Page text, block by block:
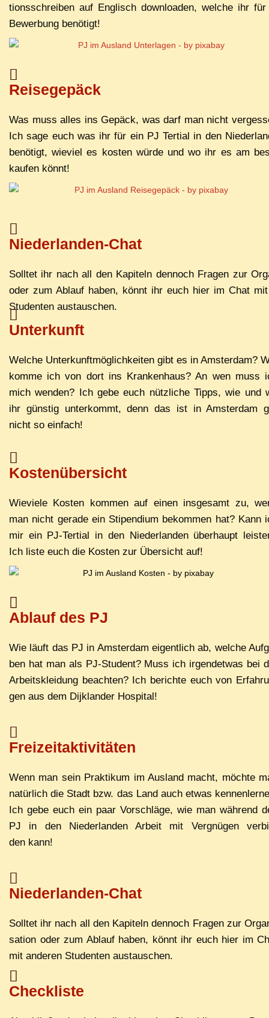
ti­ons­schrei­ben auf Eng­lisch down­loa­den, wel­che ihr
Be­wer­bung benötigt!
Reisegepäck
Was muss al­les ins Ge­päck, was darf man nicht
Ich sa­ge euch was ihr für ein PJ Ter­ti­al in den
be­nö­tigt, wie­viel es kos­ten wür­de und wo ihr es am
kau­fen könnt!
Niederlanden-Chat
Soll­tet ihr nach all den Ka­pi­teln den­noch Fra­gen zur
oder zum Ab­lauf ha­ben, könnt ihr euch hier im Chat
Stu­den­ten austauschen.
Unterkunft
Wel­che Un­ter­kunft­mög­lich­kei­ten gibt es in Ams­ter­dam?
kom­me ich von dort ins Kran­ken­haus? An wen muss
mich wen­den? Ich ge­be euch nütz­li­che Tipps, wie und
ihr güns­tig un­ter­kommt, denn das ist in Ams­ter­dam
nicht so einfach!
Kostenübersicht
Wie­vie­le Kos­ten kom­men auf ei­nen ins­ge­samt zu,
man nicht ge­ra­de ein Sti­pen­di­um be­kom­men hat? Kann
mir ein PJ-Ter­ti­al in den Nie­der­lan­den über­haupt
Ich lis­te euch die Kos­ten zur Über­sicht auf!
Ab­lauf des PJ
Wie läuft das PJ in Ams­ter­dam ei­gent­lich ab, wel­che
ben hat man als PJ-Stu­dent? Muss ich ir­gend­et­was bei
Ar­beits­klei­dung be­ach­ten? Ich be­rich­te euch von
gen aus dem Di­jk­lan­der Hospital!
Freizeitaktivitäten
Wenn man sein Prak­ti­kum im Aus­land macht, möch­te
na­tür­lich die Stadt bzw. das Land auch et­was
Ich ge­be euch ein paar Vor­schlä­ge, wie man wäh­rend
PJ in den Nie­der­lan­den Ar­beit mit Ver­gnü­gen
den kann!
Niederlanden-Chat
Soll­tet ihr nach all den Ka­pi­teln den­noch Fra­gen zur
sa­ti­on oder zum Ab­lauf ha­ben, könnt ihr euch hier im
mit an­de­ren Stu­den­ten austauschen.
Checkliste